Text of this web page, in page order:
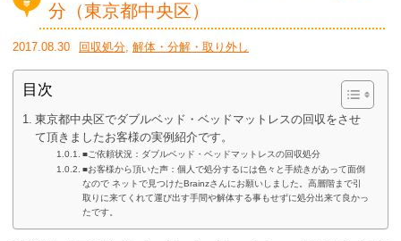
分（東京都中央区）
2017.08.30 回収処分, 解体・分解・取り外し
目次
東京都中央区でダブルベッド・ベッドマットレスの回収をさせ
て頂きましたお客様の実例紹介です。
■ご依頼状況：ダブルベッド・ベッドマットレスの回収処分
■お客様から頂いた声：個人で処分するには色々と手続きがあって面倒
なので ネットで見つけたBrainzさんにお願いしました。高層階まで引
取りに来てくれて運び出す手間や解体する事もせずに処分出来て良かっ
たです。